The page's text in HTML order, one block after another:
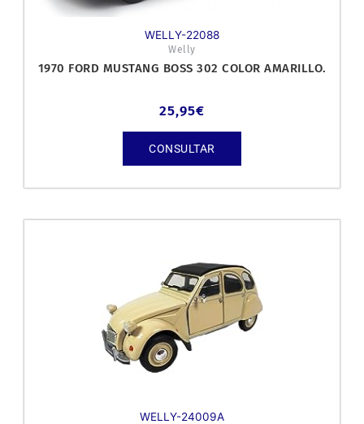
WELLY-22088
Welly
1970 FORD MUSTANG BOSS 302 COLOR AMARILLO.
25,95€
CONSULTAR
WELLY-24009A